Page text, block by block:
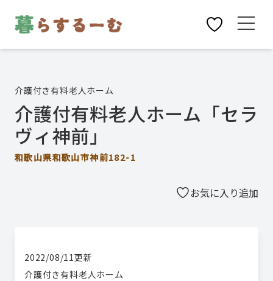
介護付き有料老人ホーム
介護付有料老人ホーム「セラ
ヴィ神前」
和歌山県和歌山市神前182-1
お気に入り追加
2022/08/11更新
介護付き有料老人ホーム